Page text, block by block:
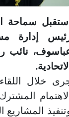
سماحة
إدارة
نائب
خلال
المشاريع